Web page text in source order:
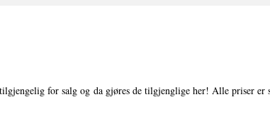
for salg og da gjøres de tilgjenglige her! Alle priser er